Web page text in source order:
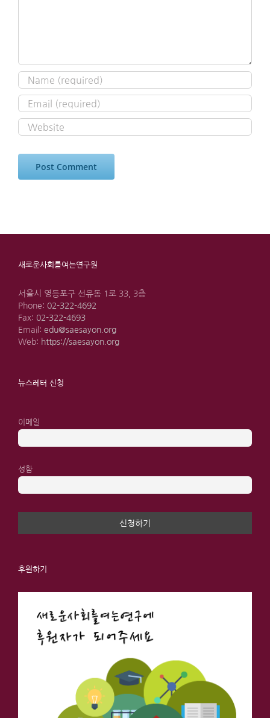
새로운사회를여는연구원
서울시 영등포구 선유동 1로 33, 3층
Phone: 02-322-4692
Fax: 02-322-4693
Email: edu@saesayon.org
Web: https://saesayon.org
뉴스레터 신청
이메일
성함
후원하기